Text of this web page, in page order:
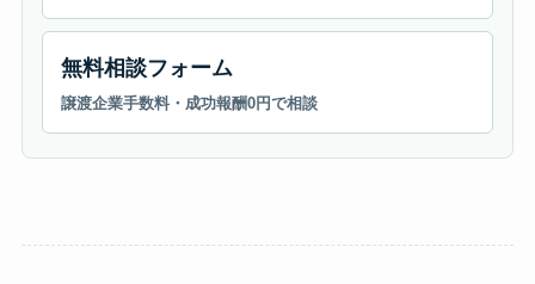
無料相談フォーム
譲渡企業手数料・成功報酬0円で相談